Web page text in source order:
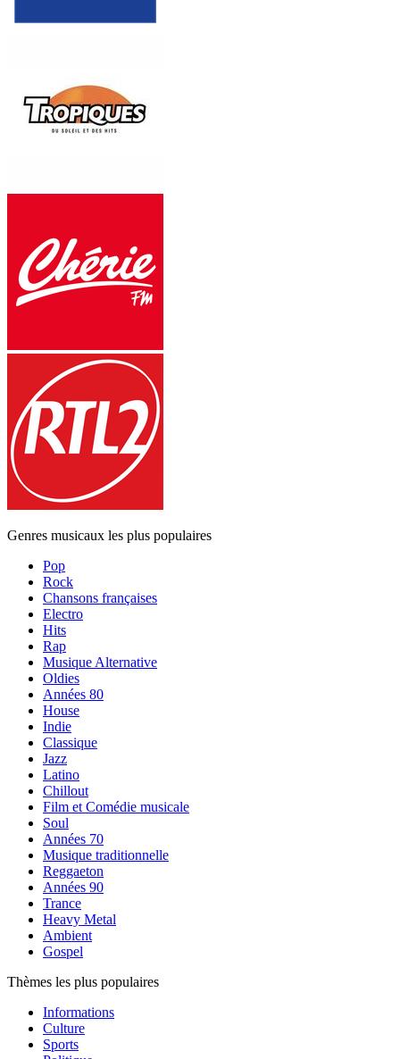
Genres musicaux les plus populaires
Pop
Rock
Chansons françaises
Electro
Hits
Rap
Musique Alternative
Oldies
Années 80
House
Indie
Classique
Jazz
Latino
Chillout
Film et Comédie musicale
Soul
Années 70
Musique traditionnelle
Reggaeton
Années 90
Trance
Heavy Metal
Ambient
Gospel
Thèmes les plus populaires
Informations
Culture
Sports